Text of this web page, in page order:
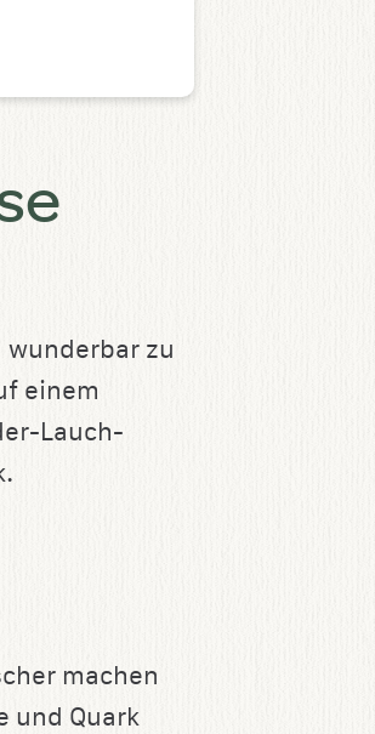
zu
einem
Lauch-
machen
und Quark